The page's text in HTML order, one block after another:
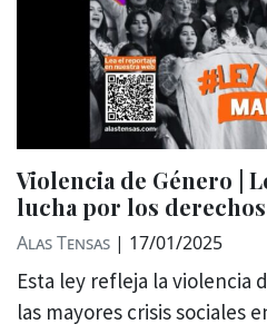
Violencia de Género |
lucha por los
Alas Tensas | 17/01/2025
Esta ley refleja la violencia
las mayores crisis sociales